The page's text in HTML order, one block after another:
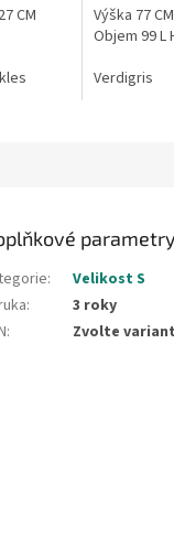
Lemon Digital
CM
Výška 77
Objem 99 L
Verdigris
parametry
:
Velikost S
:
3 roky
: Zvolte